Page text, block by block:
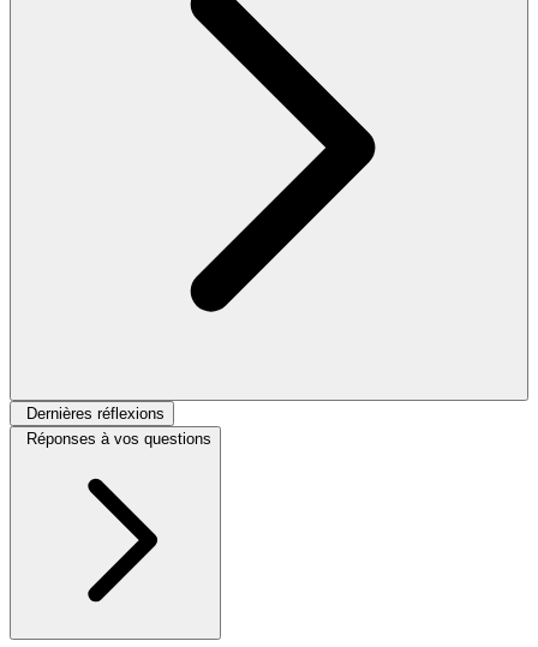
Dernières réflexions
Réponses à vos questions